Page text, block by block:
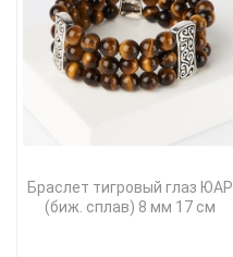
Браслет тигровый глаз ЮАР
(биж. сплав) 8 мм 17 см